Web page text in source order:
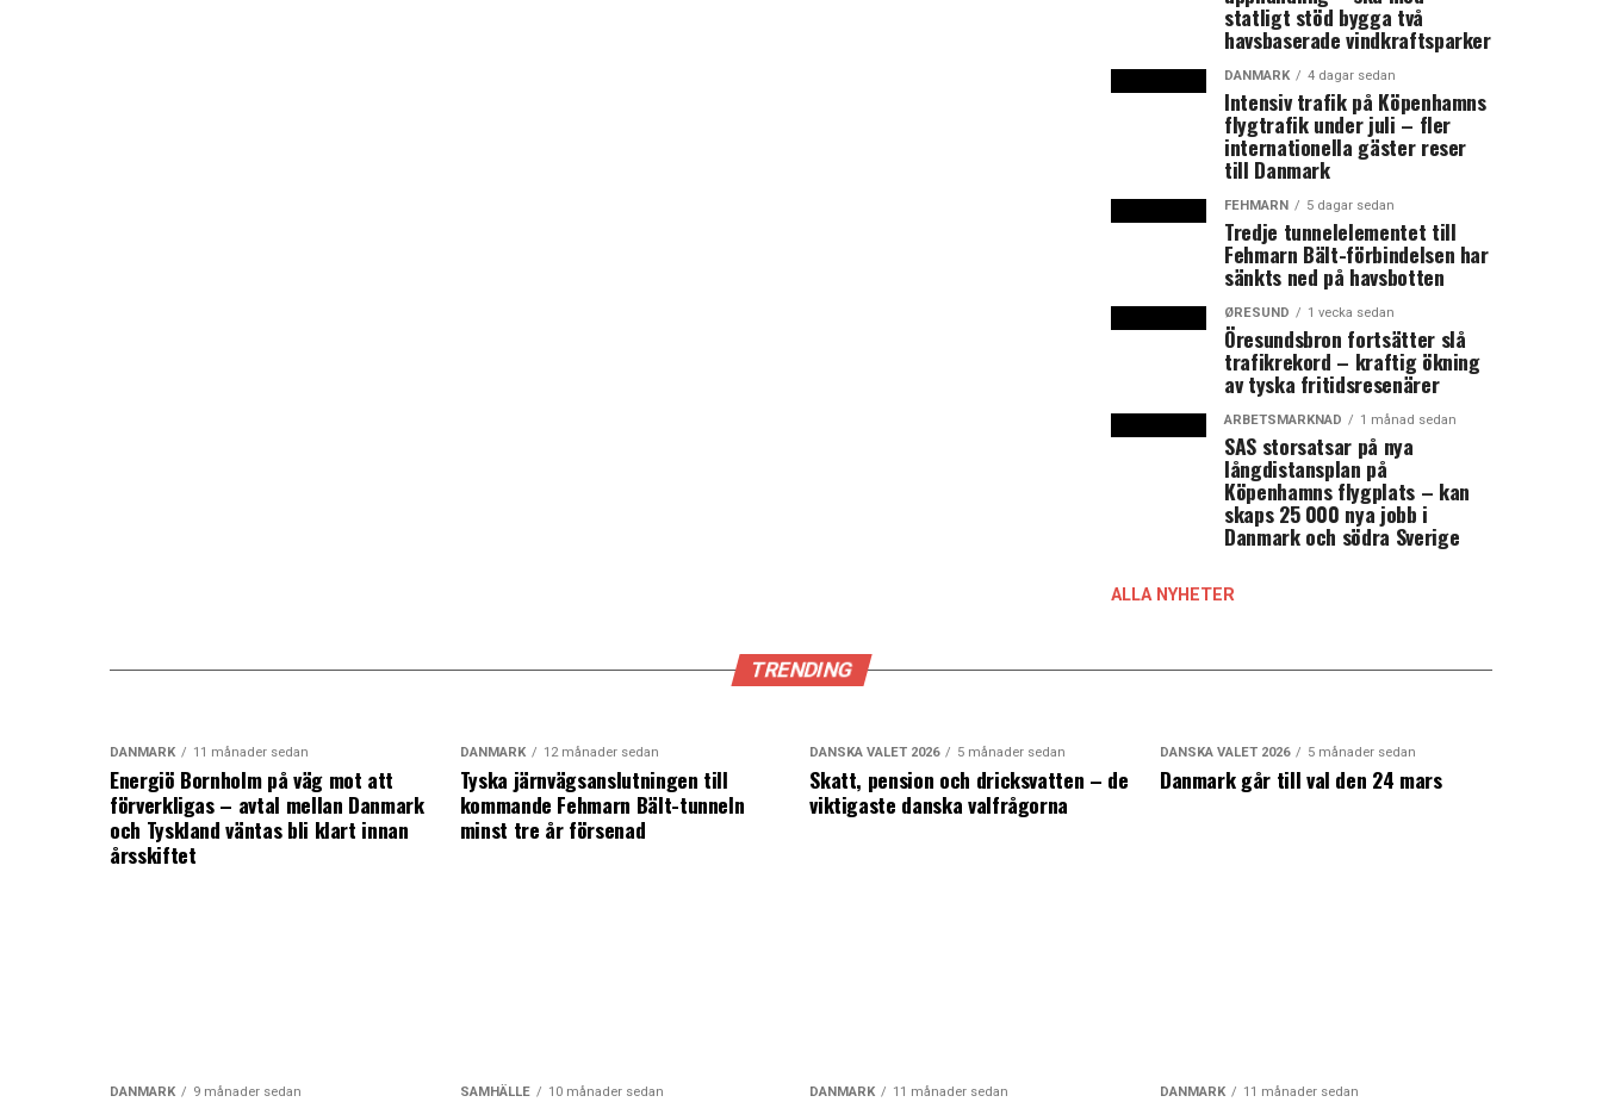
statligt stöd bygga två
havsbaserade vindkraftsparker
DANMARK 4 dagar sedan
Intensiv trafik på Köpenhamns
flygtrafik under juli – fler
internationella gäster reser
till Danmark
FEHMARN 5 dagar sedan
Tredje tunnelelementet till
Fehmarn Bält-förbindelsen har
sänkts ned på havsbotten
ØRESUND 1 vecka sedan
Öresundsbron fortsätter slå
trafikrekord – kraftig ökning
av tyska fritidsresenärer
ARBETSMARKNAD 1 månad sedan
SAS storsatsar på nya
långdistansplan på
Köpenhamns flygplats – kan
skaps 25 000 nya jobb i
Danmark och södra Sverige
ALLA NYHETER
TRENDING
DANMARK 11 månader sedan
Energiö Bornholm på väg mot att
förverkligas – avtal mellan Danmark
och Tyskland väntas bli klart innan
årsskiftet
DANMARK 12 månader sedan
Tyska järnvägsanslutningen till
kommande Fehmarn Bält-tunneln
minst tre år försenad
DANSKA VALET 2026 5 månader sedan
Skatt, pension och dricksvatten – de
viktigaste danska valfrågorna
DANSKA VALET 2026 5 månader sedan
Danmark går till val den 24 mars
DANMARK 9 månader sedan SAMHÄLLE 10 månader sedan DANMARK 11 månader sedan DANMARK 11 månader sedan